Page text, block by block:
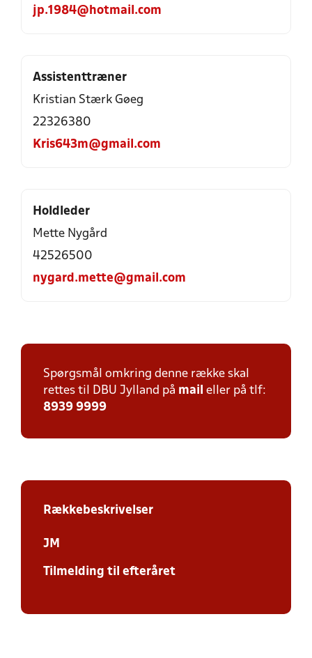
jp.1984@hotmail.com
Assistenttræner
Kristian Stærk Gøeg
22326380
Kris643m@gmail.com
Holdleder
Mette Nygård
42526500
nygard.mette@gmail.com
Spørgsmål omkring denne række skal
rettes til DBU Jylland på mail eller på tlf:
8939 9999
Rækkebeskrivelser
JM
Tilmelding til efteråret